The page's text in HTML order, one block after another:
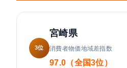
3位
宮崎県
消費者物価地域差指数
97.0（全国3位）